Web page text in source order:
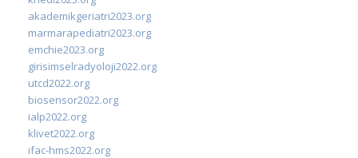
akademikgeriatri2023.org
marmarapediatri2023.org
emchie2023.org
girisimselradyoloji2022.org
utcd2022.org
biosensor2022.org
ialp2022.org
klivet2022.org
ifac-hms2022.org